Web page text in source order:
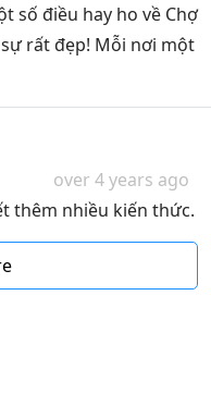
số điều hay ho về Chợ
rất đẹp! Mỗi nơi một
thêm nhiều kiến thức.
over 4 years ago